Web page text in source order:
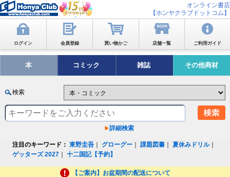
オンライン書店
【ホンヤクラブドットコム】
ログイン 会員登録 買い物かご 店舗一覧 ご利用ガイド
本 コミック 雑誌 その他商材
検索
詳細検索
注目のキーワード： 東野圭吾 グローグー ｜課題図書 ｜夏休みドリル｜
ゲッターズ 2027 ｜十二国記【予約】
【ご案内】お盆期間の配送について